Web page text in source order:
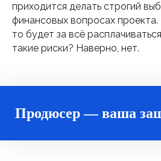
приходится делать строгий
финансовых вопросах проекта.
то будет за всё
такие риски? Наверно, нет.
Продюсер — ваша